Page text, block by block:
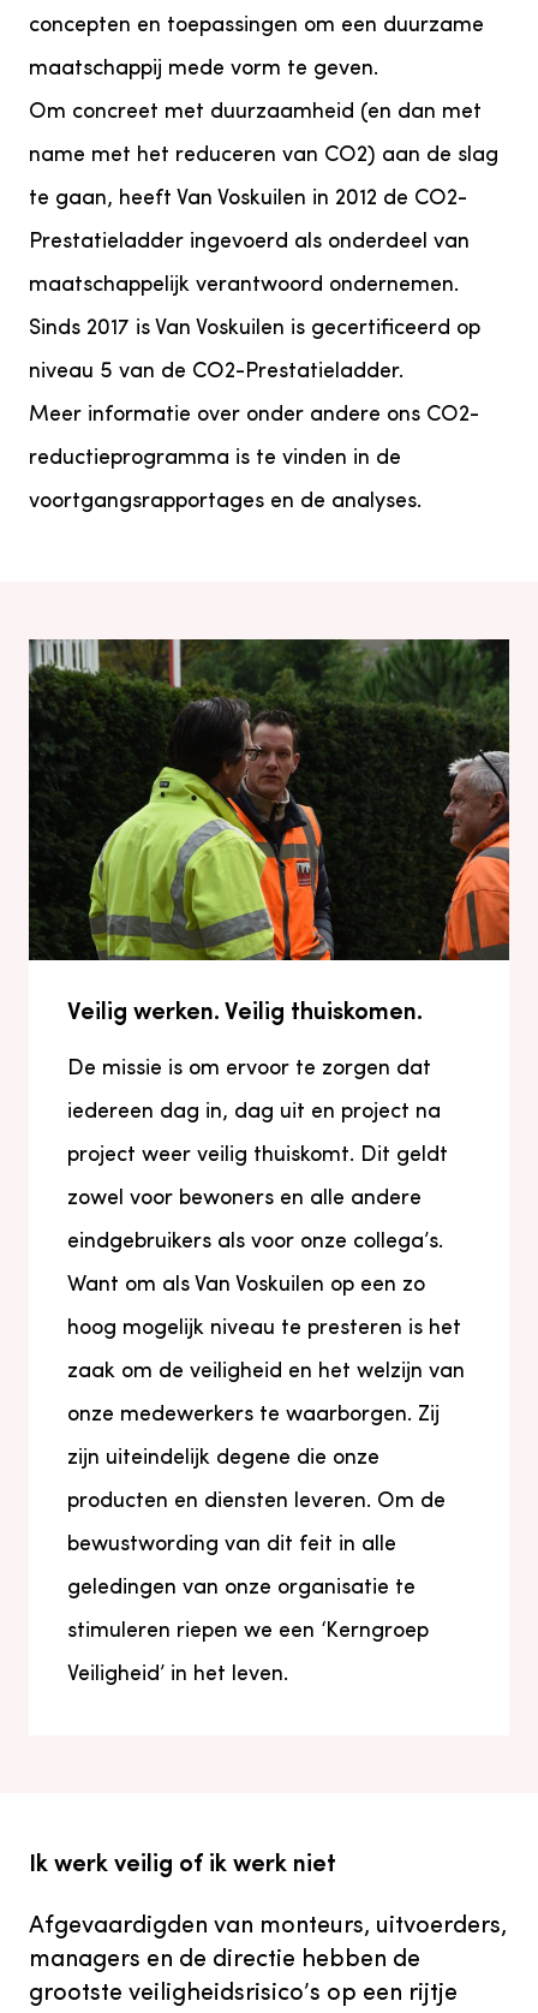
concepten en toepassingen om een duurzame
maatschappij mede vorm te geven.
Om concreet met duurzaamheid (en dan met
name met het reduceren van CO2) aan de slag
te gaan, heeft Van Voskuilen in 2012 de CO2-
Prestatieladder ingevoerd als onderdeel van
maatschappelijk verantwoord ondernemen.
Sinds 2017 is Van Voskuilen is gecertificeerd op
niveau 5 van de CO2-Prestatieladder.
Meer informatie over onder andere ons CO2-
reductieprogramma is te vinden in de
voortgangsrapportages en de analyses.
Veilig werken. Veilig thuiskomen.
De missie is om ervoor te zorgen dat
iedereen dag in, dag uit en project na
project weer veilig thuiskomt. Dit geldt
zowel voor bewoners en alle andere
eindgebruikers als voor onze collega’s.
Want om als Van Voskuilen op een zo
hoog mogelijk niveau te presteren is het
zaak om de veiligheid en het welzijn van
onze medewerkers te waarborgen. Zij
zijn uiteindelijk degene die onze
producten en diensten leveren. Om de
bewustwording van dit feit in alle
geledingen van onze organisatie te
stimuleren riepen we een ‘Kerngroep
Veiligheid’ in het leven.
Ik werk veilig of ik werk niet
Afgevaardigden van monteurs, uitvoerders,
managers en de directie hebben de
grootste veiligheidsrisico’s op een rijtje